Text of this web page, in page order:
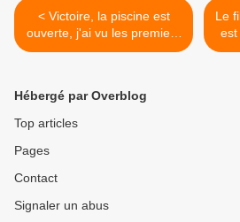
< Victoire, la piscine est
ouverte, j'ai vu les premiers
nageurs, les premiers
Le
est
Hébergé par Overblog
Top articles
Pages
Contact
Signaler un abus